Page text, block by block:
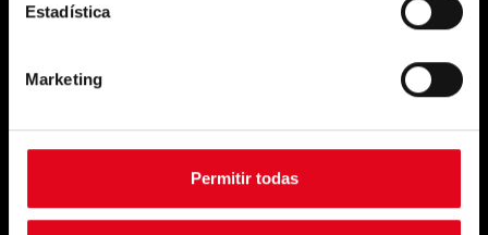
Estadística
Marketing
Permitir todas
Log In técnico
Whistleblowing